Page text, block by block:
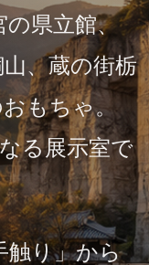
県立館、
、蔵の街栃
もちゃ。
る展示室で
触り」から